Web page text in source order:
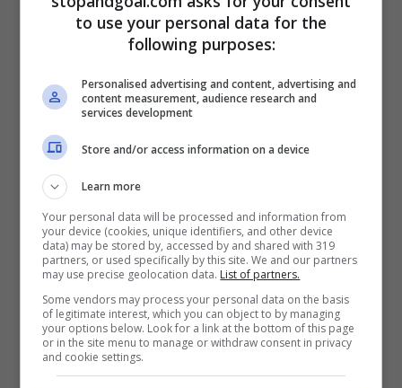
a quelle che sono le ultime di
calciomercatorivelate dai colleghi
l’olandese Ten Hag, andrebbe dritto verso
di lui.
LEGGI ANCHE >>>
l’ufficialità, va in Premier per 50 milioni
Oggi Pogba ha salutato lo United in via
ufficiale, sbloccando così il tutto, ambo le
parti. Da una parte, la trattativa del
Manchester United per portare Mount ai
to use your personal data for the
following purposes:
Personalised advertising and content, advertising and
content measurement, audience research and
services development
Store and/or access information on a device
Learn more
Your personal data will be processed and information from
your device (cookies, unique identifiers, and other device
data) may be stored by, accessed by and shared with 319
partners, or used specifically by this site. We and our partners
may use precise geolocation data. List of partners.
Some vendors may process your personal data on the basis
of legitimate interest, which you can object to by managing
your options below. Look for a link at the bottom of this page
or in the site menu to manage or withdraw consent in privacy
and cookie settings.